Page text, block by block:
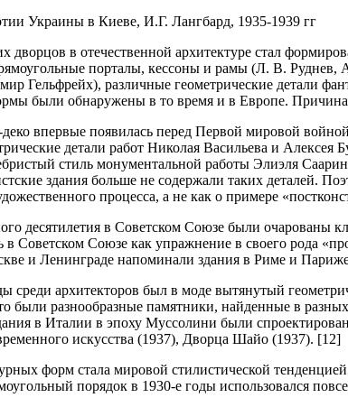
Украины в Киеве, И.Г. Лангбард, 1935-1939 гг
дворцов в отечественной архитектуре стал
порталы, кессоны и рамы (Л. В. Руднев,
Гельфрейх), различные геометрические детали
были обнаружены в то время и в Европе.
впервые появилась перед Первой мировой
детали работ Николая Васильева и
стиль монументальной работы Элиэля
здания больше не содержали таких деталей.
процесса, а не как о примере
десятилетия в Советском Союзе были очарованы
в Советском Союзе как упражнение в своего рода
и Ленинграде напоминали здания в Риме и
среди архитекторов был в моде вытянутый
были разнообразные памятники, найденные в
в Италии в эпоху Муссолини были
искусства (1937), Дворца Шайо (1937). [12]
форм стала мировой стилистической
порядок в 1930-е годы использовался